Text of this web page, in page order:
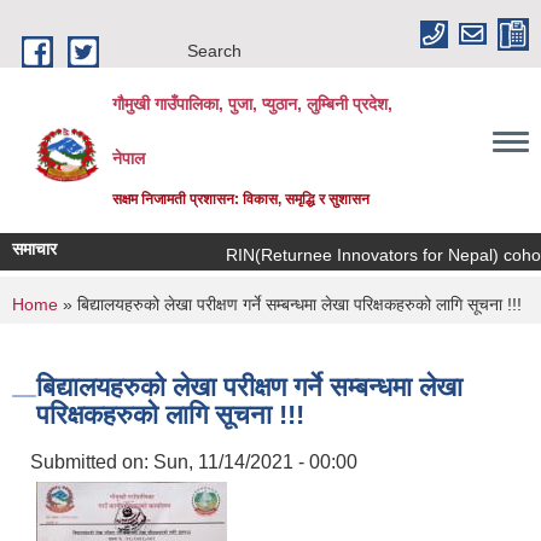
Search
गौमुखी गाउँपालिका, पुजा, प्युठान, लुम्बिनी प्रदेश,
नेपाल
सक्षम निजामती प्रशासन: विकास, समृद्धि र सुशासन
समाचार
You are here
Home » बिद्यालयहरुको लेखा परीक्षण गर्ने सम्बन्धमा लेखा परिक्षकहरुको लागि सूचना !!!
बिद्यालयहरुको लेखा परीक्षण गर्ने सम्बन्धमा लेखा
परिक्षकहरुको लागि सूचना !!!
Submitted on: Sun, 11/14/2021 - 00:00